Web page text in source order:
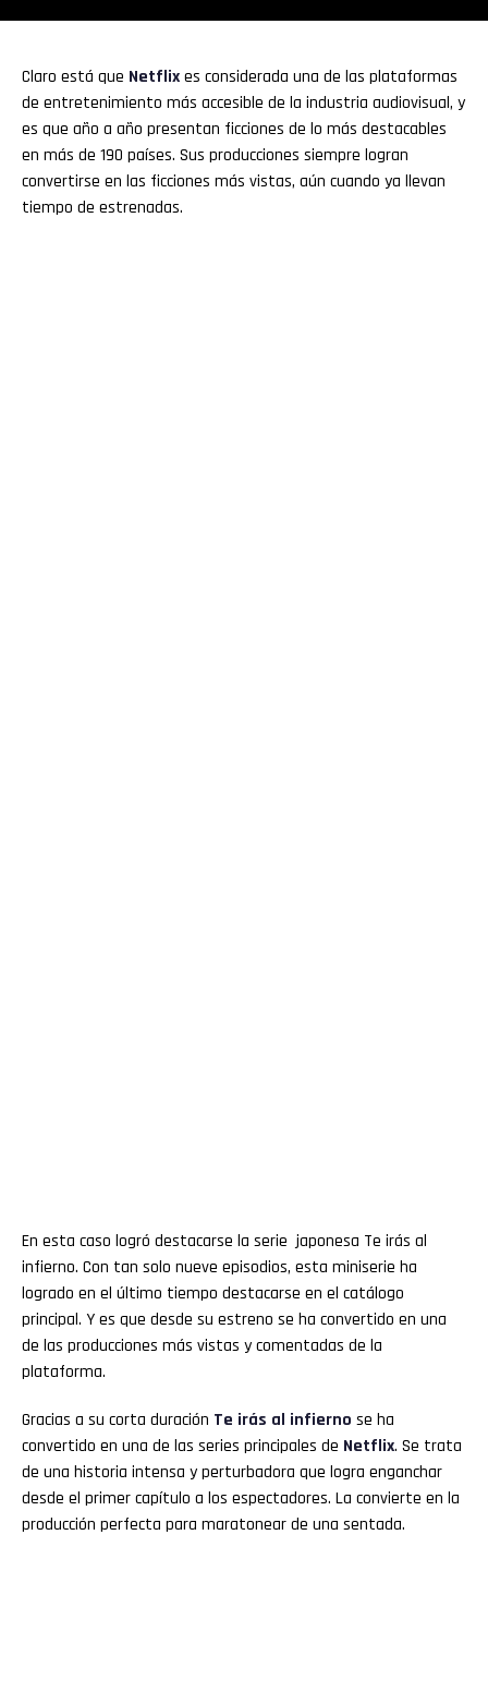
Claro está que Netflixes considerada una de las plataformas
de entretenimiento más accesible de la industria audiovisual, y
es que año a año presentan ficciones de lo más destacables
en más de 190 países. Sus producciones siempre logran
convertirse en las ficciones más vistas, aún cuando ya llevan
tiempo de estrenadas.
En esta caso logró destacarse la serie japonesa Te irás al
infierno. Con tan solo nueve episodios, esta miniserie ha
logrado en el último tiempo destacarse en el catálogo
principal. Y es que desde su estreno se ha convertido en una
de las producciones más vistas y comentadas de la
plataforma.
Gracias a su corta duración Te irás al infierno se ha
convertido en una de las series principales de Netflix. Se trata
de una historia intensa y perturbadora que logra enganchar
desde el primer capítulo a los espectadores. La convierte en la
producción perfecta para maratonear de una sentada.